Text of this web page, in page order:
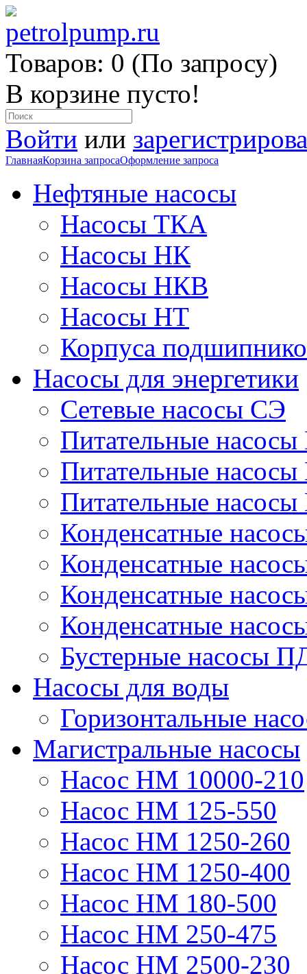
Товаров: 0 (По запросу)
В корзине пусто!
Войти или
ГлавнаяКорзина запросаОформление запроса
Нефтяные насосы
Насосы ТКА
Насосы НК
Насосы НКВ
Насосы НТ
Корпуса
Насосы для энергетики
Сетевые насосы СЭ
Питательные
Питательные
Питательные
Конденсатные
Конденсатные
Конденсатные
Конденсатные
Бустерные насосы
Насосы для воды
Горизонтальные
Магистральные насосы
Насос НМ 10000-210
Насос НМ 125-550
Насос НМ 1250-260
Насос НМ 1250-400
Насос НМ 180-500
Насос НМ 250-475
Насос НМ 2500-230